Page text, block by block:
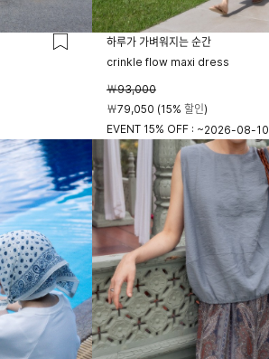
하루가 가벼워지는 순간
crinkle flow maxi dress
￦93,000
￦79,050 (15% 할인)
EVENT 15% OFF : ~2026-08-10
23시 59분